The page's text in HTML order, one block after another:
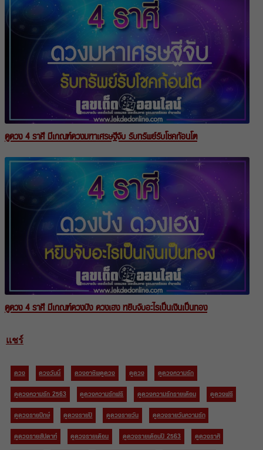
ดูดวง 4 ราศี มีเกณฑ์ดวงมหาเศรษฐีจับ รับทรัพย์รับโชคก้อนโต
ดูดวง 4 ราศี มีเกณฑ์ดวงปัง ดวงเฮง หยิบจับอะไรเป็นเงินเป็นทอง
แชร์
ดวง ดวงวันนี้ ดวงอาชีพดูดวง ดูดวง
ดูดวงความรัก
ดูดวงความรัก 2563
ดูดวงความรักฟรี ดูดวงความรักรายเดือน
ดูดวงฟรี
ดูดวงรายปักษ์
ดูดวงรายปี ดูดวงรายวัน
ดูดวงรายวันความรัก
ดูดวงรายสัปดาห์
ดูดวงรายเดือน ดูดวงรายเดือนปี 2563
ดูดวงราศี